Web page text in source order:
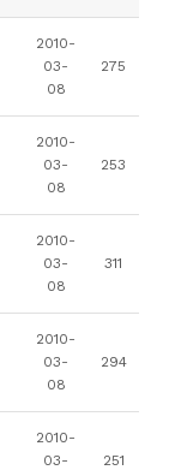
2010-
03-
08
275
2010-
03-
08
253
2010-
03-
08
311
2010-
03-
08
294
2010-
03-
251